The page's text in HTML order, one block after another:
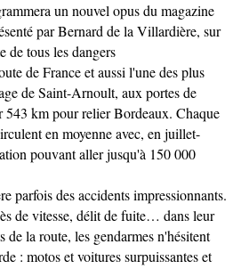
un nouvel opus du magazine
par Bernard de la Villardière, sur
de tous les dangers
de France et aussi l'une des plus
de Saint-Arnoult, aux portes de
543 km pour relier Bordeaux. Chaque
en moyenne avec, en juillet-
pouvant aller jusqu'à 150 000
parfois des accidents impressionnants.
de vitesse, délit de fuite… dans leur
de la route, les gendarmes n'hésitent
: motos et voitures surpuissantes et